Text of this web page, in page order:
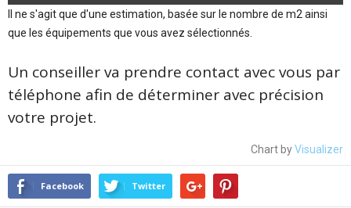
Il ne s'agit que d'une estimation, basée sur le nombre de m2 ainsi
que les équipements que vous avez sélectionnés.
Un conseiller va prendre contact avec vous par
téléphone afin de déterminer avec précision
votre projet.
Chart byVisualizer
Facebook Twitter